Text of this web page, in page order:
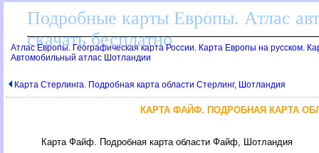
Подробные карты Европы. Атлас
скачать бесплатно
Атлас Европы. Географическая карта России. Карта Европы на русском.
Автомобильный атлас Шотландии
Карта Стерлинга. Подробная карта области Стерлинг, Шотландия
КАРТА ФАЙФ. ПОДРОБНАЯ КАРТА
Карта Файф. Подробная карта области Файф, Шотландия